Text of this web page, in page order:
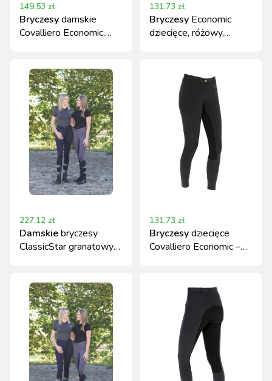
149.53 zł
Bryczesydamskie
Covalliero Economic,
131.73 zł
Bryczesy Economic
dziecięce, różowy,
227.12 zł
Damskiebryczesy
ClassicStar granatowy
131.73 zł
Bryczesydziecięce
Covalliero Economic –